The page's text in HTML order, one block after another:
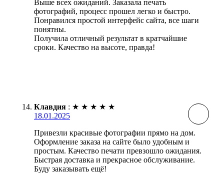
Выше всех ожиданий. Заказала печать
фотографий, процесс прошел легко и быстро.
Понравился простой интерфейс сайта, все шаги
понятны.
Получила отличный результат в кратчайшие
сроки. Качество на высоте, правда!
Клавдия : ★ ★ ★ ★ ★
18.01.2025
Привезли красивые фотографии прямо на дом.
Оформление заказа на сайте было удобным и
простым. Качество печати превзошло ожидания.
Быстрая доставка и прекрасное обслуживание.
Буду заказывать ещё!